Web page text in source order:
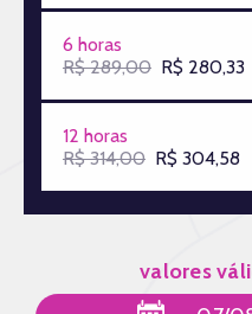
6 horas
R$ 289,00 R$ 280,33
12 horas
R$ 314,00 R$ 304,58
valores